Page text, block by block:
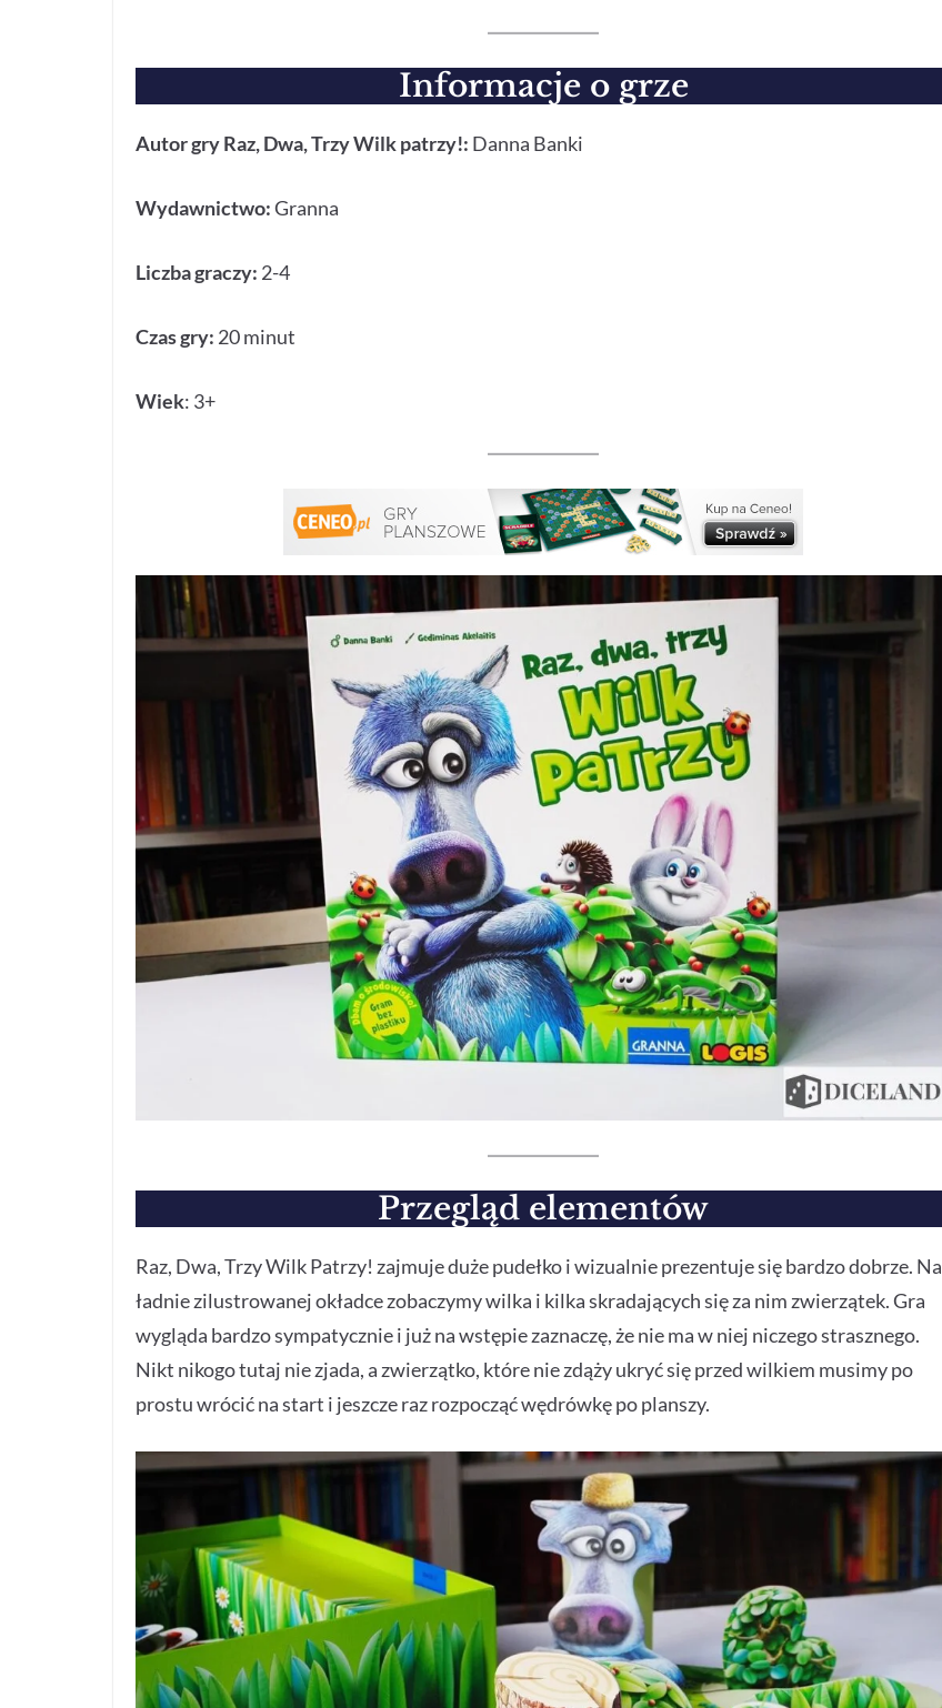
Informacje o grze
Autor gry Raz, Dwa, Trzy Wilk patrzy!: Danna Banki
Wydawnictwo:Granna
Liczba graczy: 2-4
Czas gry: 20 minut
Wiek: 3+
Przegląd elementów
Raz, Dwa, Trzy Wilk Patrzy! zajmuje duże pudełko i wizualnie prezentuje się bardzo dobrze. Na
ładnie zilustrowanej okładce zobaczymy wilka i kilka skradających się za nim zwierzątek. Gra
wygląda bardzo sympatycznie i już na wstępie zaznaczę, że nie ma w niej niczego strasznego.
Nikt nikogo tutaj nie zjada, a zwierzątko, które nie zdąży ukryć się przed wilkiem musimy po
prostu wrócić na start i jeszcze raz rozpocząć wędrówkę po planszy.